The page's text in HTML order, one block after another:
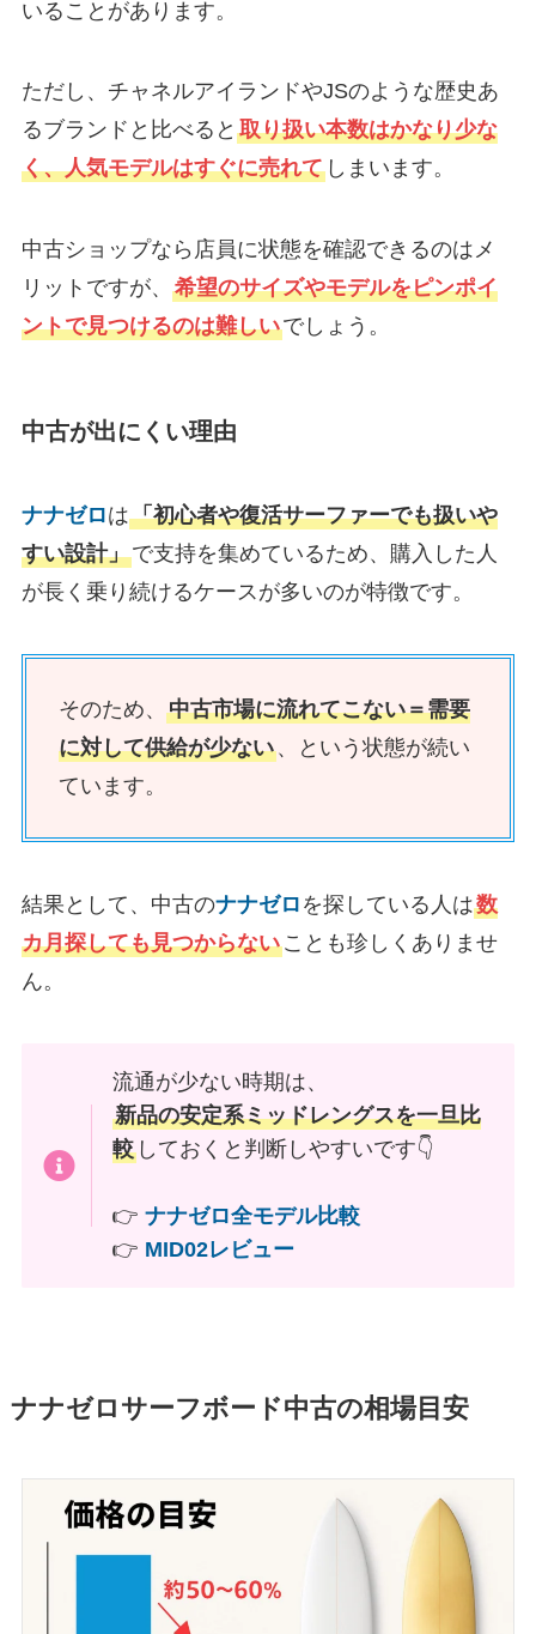
いることがあります。
ただし、チャネルアイランドやJSのような歴史あ
るブランドと比べると 取り扱い本数はかなり少な
く、人気モデルはすぐに売れてしまいます。
中古ショップなら店員に状態を確認できるのはメ
リットですが、 希望のサイズやモデルをピンポイ
ントで見つけるのは難しいでしょう。
中古が出にくい理由
ナナゼロは「初心者や復活サーファーでも扱いや
すい設計」で支持を集めているため、購入した人
が長く乗り続けるケースが多いのが特徴です。
そのため、 中古市場に流れてこない＝需要
に対して供給が少ない、という状態が続い
ています。
結果として、中古のナナゼロ を探している人は数
カ月探しても見つからないことも珍しくありませ
ん。
流通が少ない時期は、
新品の安定系ミッドレングスを一旦比
較 しておくと判断しやすいです👇
👉ナナゼロ全モデル比較
👉 MID02レビュー
ナナゼロサーフボード中古の相場目安